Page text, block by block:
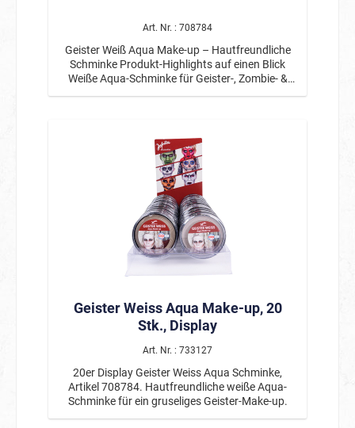
Art. Nr. : 708784
Geister Weiß Aqua Make-up – Hautfreundliche
Schminke Produkt-Highlights auf einen Blick
Weiße Aqua-Schminke für Geister-, Zombie- &
Aqua Make-up ist die perfekte Grundlage für
gruselige und kreative Schminkideen. Mit seiner
geisterhaft weißen Farbgebung lassen sich im
Handumdrehen eindrucksvolle Geister-, Skelett-
oder Zombie-Looks kreieren. Die hautfreundliche
Aqua-Schminke wird einfach mit etwas Wasser
aktiviert und lässt sich gleichmäßig auftragen.
Nach dem Trocknen überzeugt sie mit einer
guten Deckkraft und einem angenehmen
Partys. Ob für Halloween, Fasching,
Mottopartys oder Theateraufführungen – dieses
Make-up ist ein vielseitiger Klassiker für jede
Schminkausstattung. Zum Entfernen kann die
abgewaschen werden. ♿ Barrierefreiheit Die
einfache Anwendung mit Wasser sowie die
unkomplizierte Entfernung machen das Produkt
besonders anwenderfreundlich – auch für
Geister Weiss Aqua Make-up, 20
Stk., Display
Art. Nr. : 733127
20er Display Geister Weiss Aqua Schminke,
Artikel 708784. Hautfreundliche weiße Aqua-
Schminke für ein gruseliges Geister-Make-up.